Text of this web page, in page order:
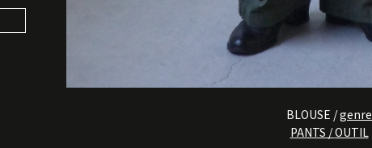
BLOUSE /genre
PANTS /OUTIL